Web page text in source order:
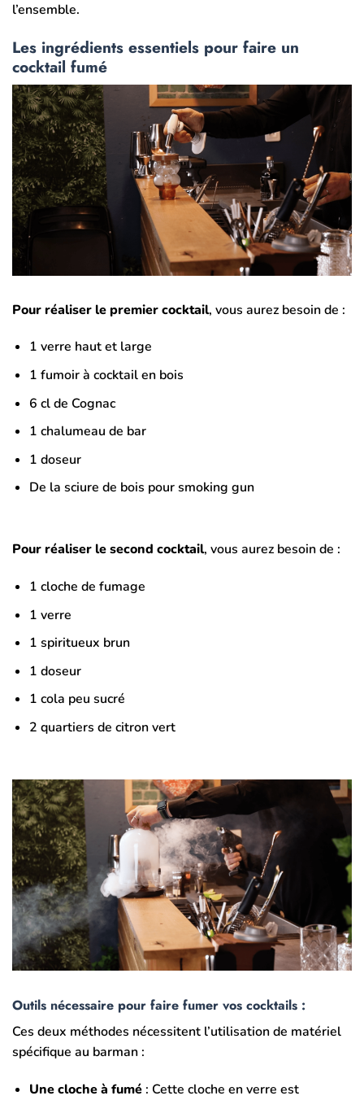
l’ensemble.
Les ingrédients essentiels pour faire un
cocktail fumé
Pour réaliser le premier cocktail, vous aurez besoin de :
1 verre haut et large
1 fumoir à cocktail en bois
6 cl de Cognac
1 chalumeau de bar
1 doseur
De la sciure de bois pour smoking gun
Pour réaliser le second cocktail, vous aurez besoin de :
1 cloche de fumage
1 verre
1 spiritueux brun
1 doseur
1 cola peu sucré
2 quartiers de citron vert
Outils nécessaire pour faire fumer vos cocktails :
Ces deux méthodes nécessitent l’utilisation de matériel
spécifique au barman :
Une cloche à fumé: Cette cloche en verre est